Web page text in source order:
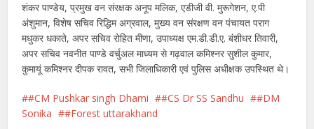
शंकर पाण्डेय, प्रमुख वन संरक्षक अनूप मलिक, एडीजी वी. मुरूगेशन, ए.पी
अंशुमान, विशेष सचिव रिद्धिम अग्रवाल, मुख्य वन संरक्षण वन पंचायत पराग
मधुकर धकाते, अपर सचिव रोहित मीणा, उपाध्यक्ष एम.डी.डी.ए. बंशीधर तिवारी,
अपर सचिव नवनीत पाण्डे वर्चुअल माध्यम से गढ़वाल कमिश्नर सुशील कुमार,
कुमायूं कमिश्नर दीपक रावत, सभी जिलाधिकारी एवं पुलिस अधीक्षक उपस्थित थे।
#CM Pushkar singh Dhami #CS Dr SS Sandhu
#DM
Sonika
#Forest uttarakhand